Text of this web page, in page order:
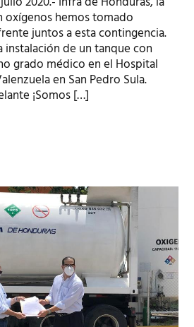
oxígenos hemos tomado
juntos a esta contingencia.
instalación de un tanque con
grado médico en el Hospital
en San Pedro Sula.
¡Somos […]